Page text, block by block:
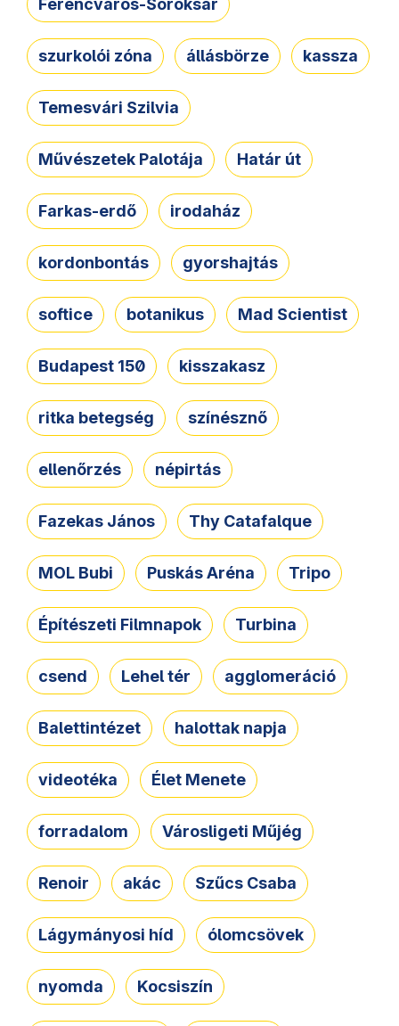
Ferencváros-Soroksár
szurkolói zóna állásbörze kassza
Temesvári Szilvia
Művészetek Palotája Határ út
Farkas-erdő irodaház
kordonbontás gyorshajtás
softice botanikus Mad Scientist
Budapest 150 kisszakasz
ritka betegség színésznő
ellenőrzés népirtás
Fazekas János Thy Catafalque
MOL Bubi Puskás Aréna Tripo
Építészeti Filmnapok Turbina
csend Lehel tér agglomeráció
Balettintézet halottak napja
videotéka Élet Menete
forradalom Városligeti Műjég
Renoir akác Szűcs Csaba
Lágymányosi híd ólomcsövek
nyomda Kocsiszín